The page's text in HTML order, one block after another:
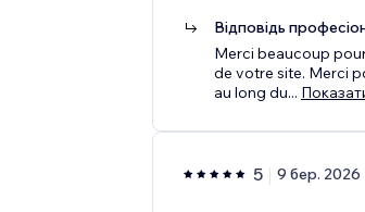
Відповідь
Merci beaucoup
de votre site. Merci
au long du...
5 9 бер. 2026